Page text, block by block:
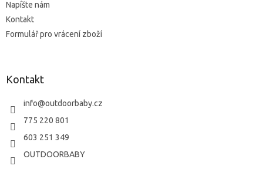
Napíšte nám
Kontakt
Formulář pro vrácení zboží
Kontakt
info@outdoorbaby.cz
775 220 801
603 251 349
OUTDOORBABY